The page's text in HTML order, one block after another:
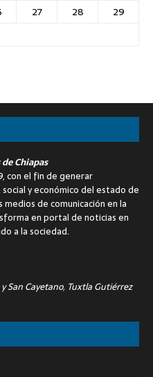
27 28
29
Chiapas
con el fin de generar
y económico del estado de
de comunicación en la
en portal de noticias en
a la sociedad.
San Cayetano, Tuxtla Gutiérrez